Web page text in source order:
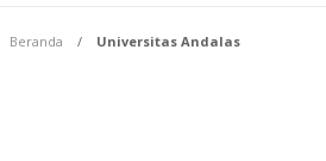
Beranda Universitas Andalas